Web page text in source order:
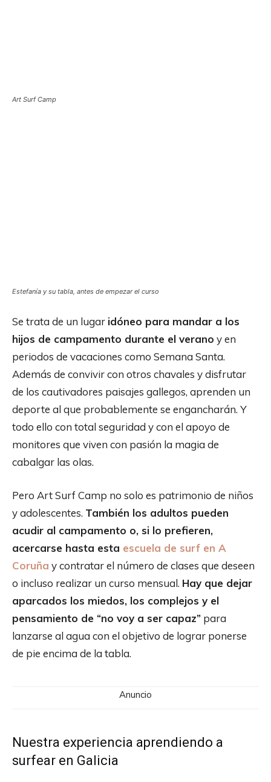
Art Surf Camp
Estefanía y su tabla, antes de empezar el curso
Se trata de un lugar idóneo para mandar a los
hijos de campamento durante el verano y en
periodos de vacaciones como Semana Santa.
Además de convivir con otros chavales y disfrutar
de los cautivadores paisajes gallegos, aprenden un
deporte al que probablemente se engancharán. Y
todo ello con total seguridad y con el apoyo de
monitores que viven con pasión la magia de
cabalgar las olas.
Pero Art Surf Camp no solo es patrimonio de niños
y adolescentes. También los adultos pueden
acudir al campamento o, si lo prefieren,
acercarse hasta esta escuela de surf en A
Coruña y contratar el número de clases que deseen
o incluso realizar un curso mensual. Hay que dejar
aparcados los miedos, los complejos y el
pensamiento de “no voy a ser capaz” para
lanzarse al agua con el objetivo de lograr ponerse
de pie encima de la tabla.
Anuncio
Nuestra experiencia aprendiendo a
surfear en Galicia